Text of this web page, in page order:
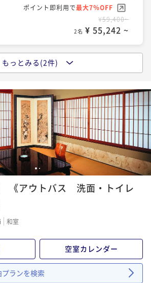
ポイント即利用で最大7％OFF
¥59,400~
2名 ¥ 55,242 ~
クト大和の地酒》《朝夕部屋食》
ら？★3種の利き酒プラン
IN 16:00 - 16:30 OUT10:00
ポイント即利用で最大7％OFF
¥63,800~
2名 ¥ 59,334 ~
食》板長の技光る「 特別会席」プ
¥72,600~
2名 ¥ 67,518 ~
もっとみる(2件)
1 2
《アウトバス 洗面・トイレ
和室
空室カレンダー
ランを検索